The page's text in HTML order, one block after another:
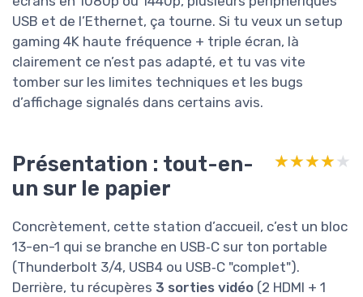
USB et de l’Ethernet, ça tourne. Si tu veux un setup
gaming 4K haute fréquence + triple écran, là
clairement ce n’est pas adapté, et tu vas vite
tomber sur les limites techniques et les bugs
d’affichage signalés dans certains avis.
Présentation : tout-en-
un sur le papier
★★★★★
★★★★★
Concrètement, cette station d’accueil, c’est un bloc
13-en-1 qui se branche en USB‑C sur ton portable
(Thunderbolt 3/4, USB4 ou USB‑C "complet").
Derrière, tu récupères 3 sorties vidéo (2 HDMI + 1